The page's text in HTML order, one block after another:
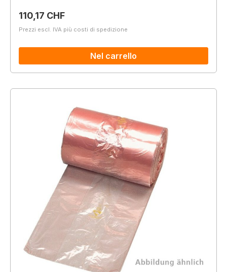
Prezzo normale:
110,17 CHF
Prezzi escl. IVA più costi di spedizione
Nel carrello